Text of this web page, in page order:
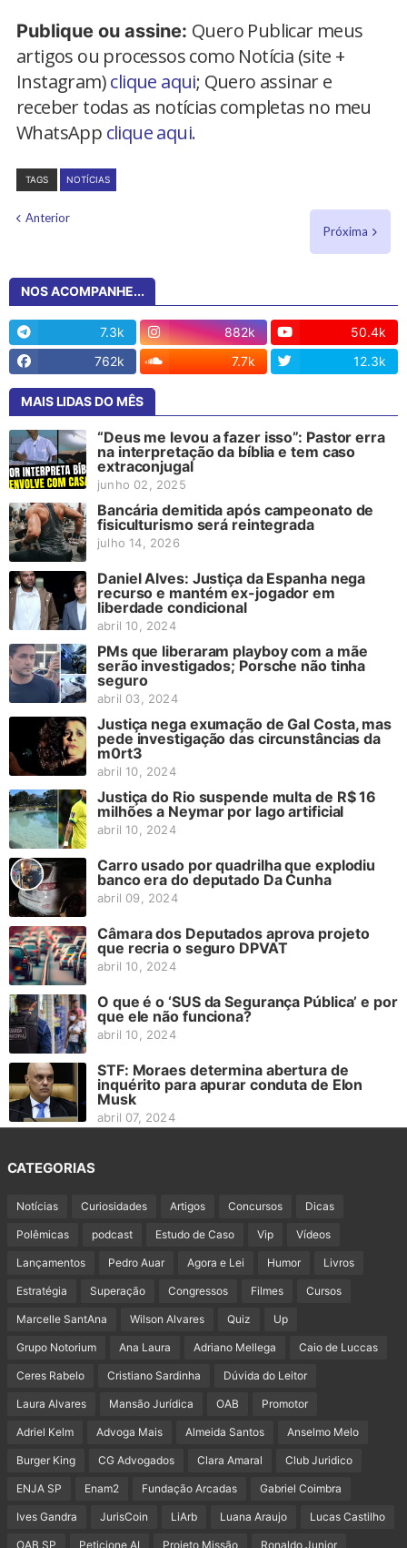
Publique ou assine: Quero Publicar meus
artigos ou processos como Notícia (site +
Instagram)clique aqui; Quero assinar e
receber todas as notícias completas no meu
WhatsApp clique aqui.
TAGS NOTÍCIAS
Anterior
Próxima
NOS ACOMPANHE...
7.3k 882k
50.4k
762k
7.7k 12.3k
MAIS LIDAS DO MÊS
“Deus me levou a fazer isso”: Pastor erra
na interpretação da bíblia e tem caso
extraconjugal
junho 02, 2025
Bancária demitida após campeonato de
fisiculturismo será reintegrada
julho 14, 2026
Daniel Alves: Justiça da Espanha nega
recurso e mantém ex-jogador em
liberdade condicional
abril 10, 2024
PMs que liberaram playboy com a mãe
serão investigados; Porsche não tinha
seguro
abril 03, 2024
Justiça nega exumação de Gal Costa, mas
pede investigação das circunstâncias da
m0rt3
abril 10, 2024
Justiça do Rio suspende multa de R$ 16
milhões a Neymar por lago artificial
abril 10, 2024
Carro usado por quadrilha que explodiu
banco era do deputado Da Cunha
abril 09, 2024
Câmara dos Deputados aprova projeto
que recria o seguro DPVAT
abril 10, 2024
O que é o ‘SUS da Segurança Pública’ e por
que ele não funciona?
abril 10, 2024
STF: Moraes determina abertura de
inquérito para apurar conduta de Elon
Musk
abril 07, 2024
CATEGORIAS
Notícias Curiosidades Artigos Concursos Dicas
Polêmicas podcast Estudo de Caso Vip Vídeos
Lançamentos Pedro Auar Agora e Lei Humor Livros
Estratégia Superação Congressos Filmes Cursos
Marcelle SantAna Wilson Alvares Quiz Up
Grupo Notorium Ana Laura Adriano Mellega Caio de Luccas
Ceres Rabelo Cristiano Sardinha Dúvida do Leitor
Laura Alvares Mansão Jurídica OAB Promotor
Adriel Kelm Advoga Mais Almeida Santos Anselmo Melo
Burger King CG Advogados Clara Amaral Club Juridico
ENJA SP Enam2 Fundação Arcadas Gabriel Coimbra
Ives Gandra JurisCoin LiArb Luana Araujo Lucas Castilho
OAB SP Peticione AI Projeto Missão Ronaldo Junior